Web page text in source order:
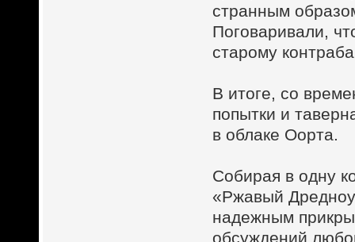
странным
Поговаривали,
старому
В итоге, со
попытки и
в облаке Оорта.
Собирая в одну
«Ржавый
надежным
обсуждений